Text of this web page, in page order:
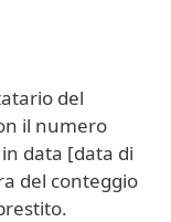
del
il numero
data [data di
del conteggio